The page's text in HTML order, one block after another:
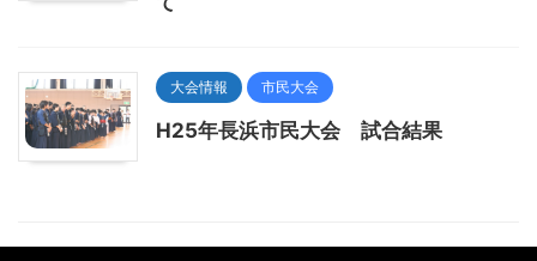
大会情報 市民大会
H25年長浜市民大会 試合結果